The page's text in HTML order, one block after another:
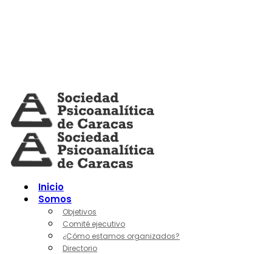
Inicio
Somos
Objetivos
Comité ejecutivo
¿Cómo estamos organizados?
Directorio